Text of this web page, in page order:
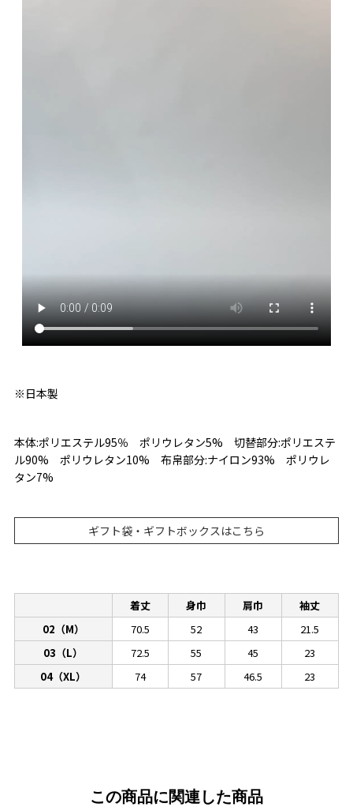
※日本製
本体:ポリエステル95％ ポリウレタン5% 切替部分:ポリエステ
ル90% ポリウレタン10% 布帛部分:ナイロン93% ポリウレ
タン7%
ギフト袋・ギフトボックスはこちら
着丈 身巾 肩巾
袖丈
02（M）
70.5 52 43
21.5
03（L）
72.5 55 45
23
04（XL）
74 57 46.5 23
この商品に関連した商品